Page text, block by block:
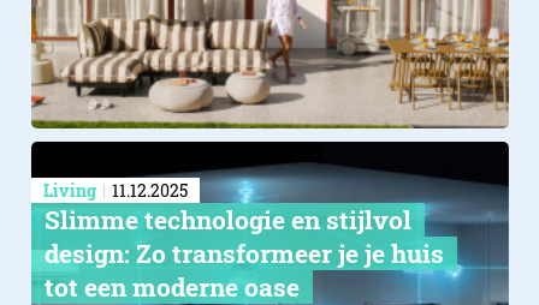
Living 11.12.2025
Slimme technologie en stijlvol
design: Zo transformeer je je huis
tot een moderne oase